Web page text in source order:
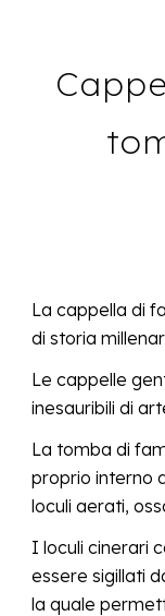
La cappella di
di storia
Le cappelle
inesauribili di
La tomba di
proprio interno
loculi aerati,
I loculi cinerari
essere sigillati
la quale